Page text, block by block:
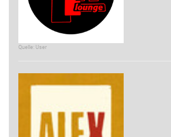
Quelle: User